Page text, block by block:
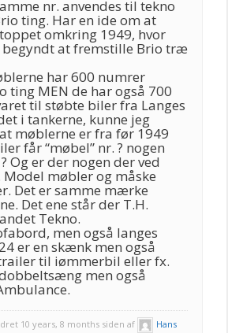
nr. anvendes til tekno
ting. Har en ide om at
omkring 1949, hvor
begyndt at fremstille Brio træ
har 600 numrer
ting MEN de har også 700
til støbte biler fra Langes
i tankerne, kunne jeg
møblerne er fra før 1949
får “møbel” nr. ? nogen
Og er der nogen der ved
Model møbler og måske
Det er samme mærke
Det ene står der T.H.
Tekno.
men også langes
er en skænk men også
til iømmerbil eller fx.
men også
10 years, 8 months siden af
Hans